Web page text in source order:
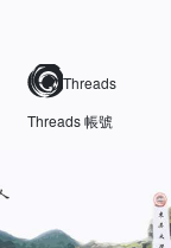
Threads
Threads 帳號